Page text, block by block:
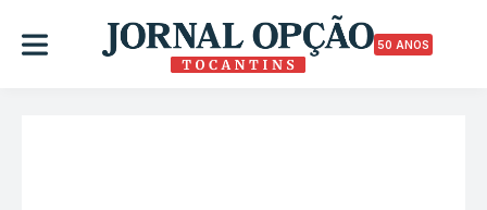
50 ANOS